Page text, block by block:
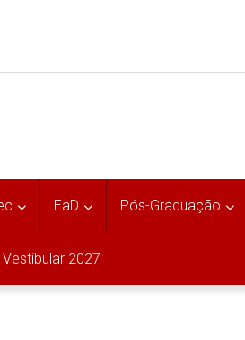
EaD Pós-Graduação
Vestibular 2027